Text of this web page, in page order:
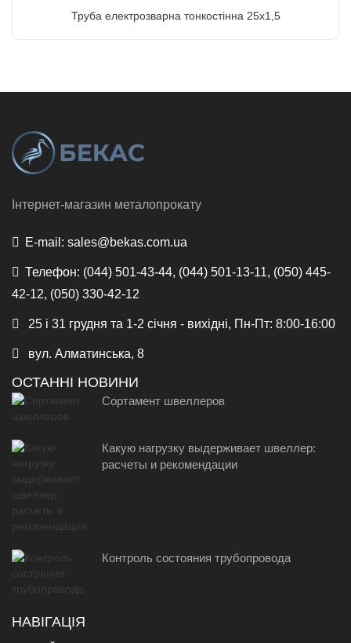
Труба електрозварна тонкостінна 25х1,5
Інтернет-магазин металопрокату
E-mail: sales@bekas.com.ua
Телефон: (044) 501-43-44, (044) 501-13-11, (050) 445-
42-12, (050) 330-42-12
25 і 31 грудня та 1-2 січня - вихідні, Пн-Пт: 8:00-16:00
вул. Алматинська, 8
ОСТАННІ НОВИНИ
Сортамент швеллеров
Какую нагрузку выдерживает швеллер:
расчеты и рекомендации
Контроль состояния трубопровода
НАВІГАЦІЯ